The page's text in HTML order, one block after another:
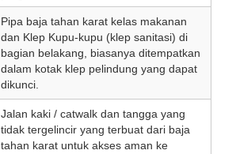
Pipa baja tahan karat kelas makanan
dan Klep Kupu-kupu (klep sanitasi) di
bagian belakang, biasanya ditempatkan
dalam kotak klep pelindung yang dapat
dikunci.
Jalan kaki / catwalk dan tangga yang
tidak tergelincir yang terbuat dari baja
tahan karat untuk akses aman ke